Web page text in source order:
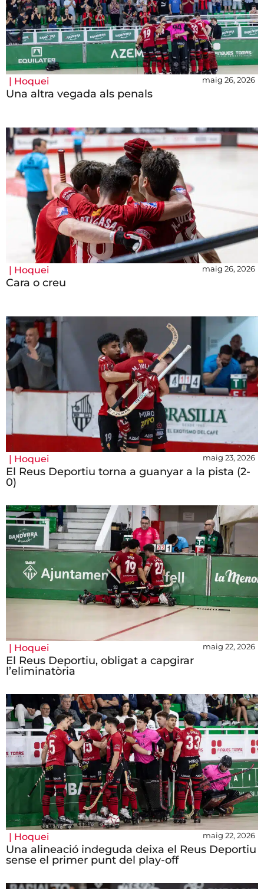
| Hoquei maig 26, 2026
Una altra vegada als penals
| Hoquei maig 26, 2026
Cara o creu
| Hoquei maig 23, 2026
El Reus Deportiu torna a guanyar a la pista (2-
0)
| Hoquei maig 22, 2026
El Reus Deportiu, obligat a capgirar
l’eliminatòria
| Hoquei maig 22, 2026
Una alineació indeguda deixa el Reus Deportiu
sense el primer punt del play-off